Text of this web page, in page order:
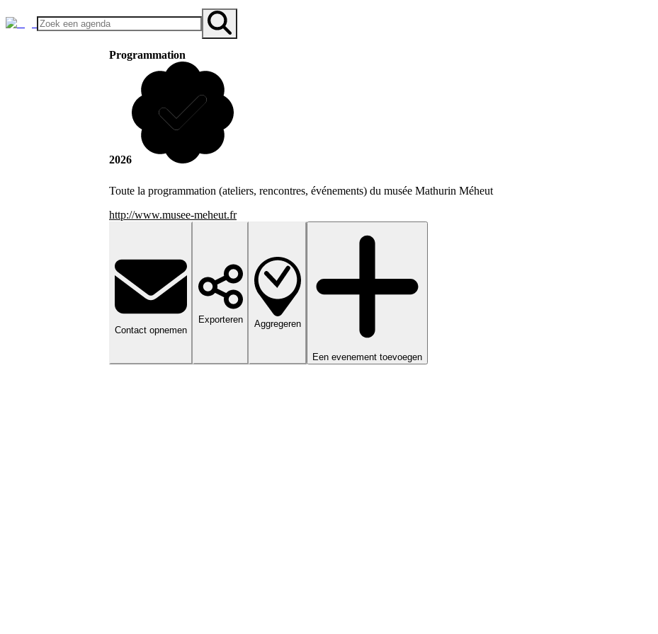
Programmation
2026
Toute la programmation (ateliers, rencontres, événements) du musée Mathurin Méheut
http://www.musee-meheut.fr
Contact opnemen
Exporteren Aggregeren
Een evenement toevoegen